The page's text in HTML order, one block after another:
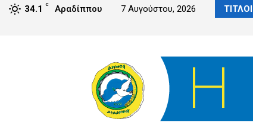
34.1 C Αραδίππου 7 Αυγούστου, 2026 ΤΙΤΛΟΙ
από το IPS του Πανεπιστημίου UCLan Cyprus